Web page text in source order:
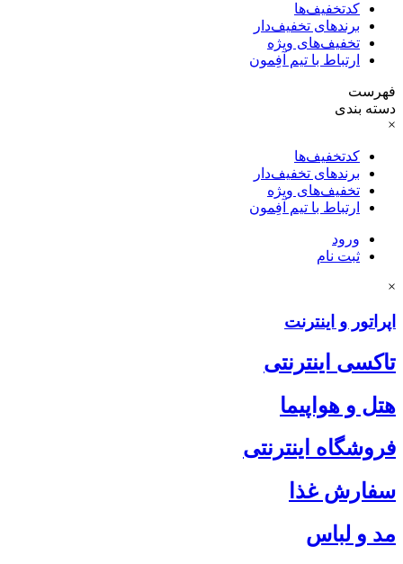
کدتخفیف‌ها
برندهای تخفیف‌دار
تخفیف‌های ویژه
ارتباط با تیم آفِمون
فهرست
دسته بندی
×
کدتخفیف‌ها
برندهای تخفیف‌دار
تخفیف‌های ویژه
ارتباط با تیم آفِمون
ورود
ثبت نام
×
اپراتور و اینترنت
تاکسی اینترنتی
هتل و هواپیما
فروشگاه اینترنتی
سفارش غذا
مد و لباس